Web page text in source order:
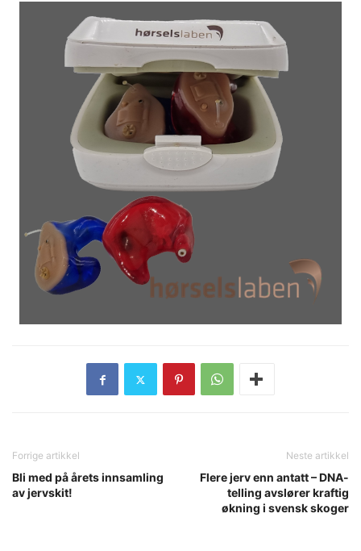
Forrige artikkel
Bli med på årets innsamling
av jervskit!
Neste artikkel
Flere jerv enn antatt – DNA-
telling avslører kraftig
økning i svensk skoger